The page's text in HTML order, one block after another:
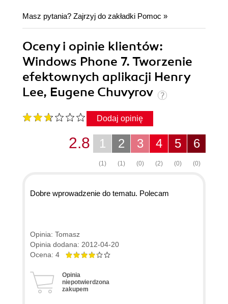
Masz pytania? Zajrzyj do zakładki Pomoc »
Oceny i opinie klientów:
Windows Phone 7. Tworzenie
efektownych aplikacji Henry
Lee, Eugene Chuvyrov
Dodaj opinię
6
(0)
5
(0)
4
(2)
3
(0)
2
(1)
1
(1)
2.8
Dobre wprowadzenie do tematu. Polecam
Opinia: Tomasz
Opinia dodana: 2012-04-20
Ocena: 4
Opinia
niepotwierdzona
zakupem